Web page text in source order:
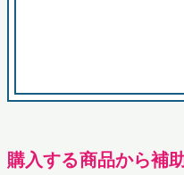
購入する商品から補